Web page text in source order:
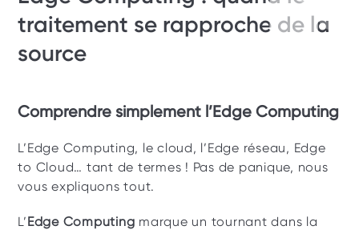
traitement se rapproche de la
source
Comprendre simplement l’Edge Computing
L’Edge Computing, le cloud, l’Edge réseau, Edge
to Cloud… tant de termes ! Pas de panique, nous
vous expliquons tout.
L’Edge Computing marque un tournant dans la